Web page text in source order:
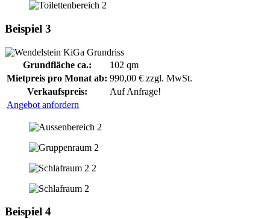
Beispiel 3
Grundfläche ca.:
102 qm
Mietpreis pro Monat ab: 990,00 € zzgl. MwSt.
Verkaufspreis:
Auf Anfrage!
Angebot anfordern
Beispiel 4